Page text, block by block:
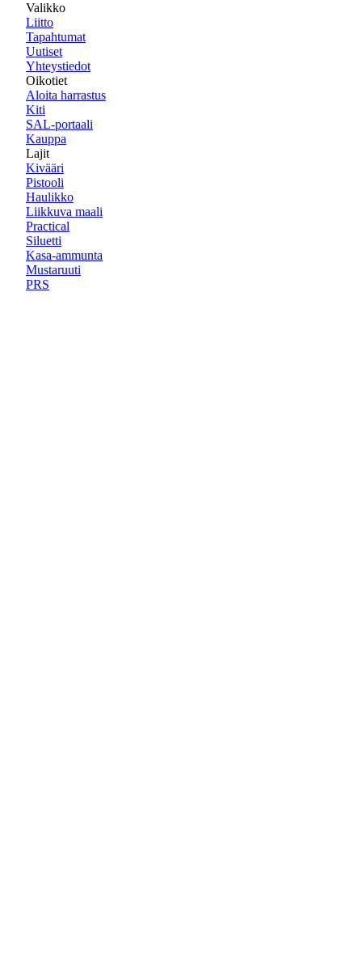
Valikko
Liitto
Tapahtumat
Uutiset
Yhteystiedot
Oikotiet
Aloita harrastus
Kiti
SAL-portaali
Kauppa
Lajit
Kivääri
Pistooli
Haulikko
Liikkuva maali
Practical
Siluetti
Kasa-ammunta
Mustaruuti
PRS